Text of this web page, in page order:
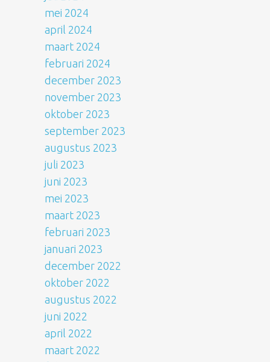
mei 2024
april 2024
maart 2024
februari 2024
december 2023
november 2023
oktober 2023
september 2023
augustus 2023
juli 2023
juni 2023
mei 2023
maart 2023
februari 2023
januari 2023
december 2022
oktober 2022
augustus 2022
juni 2022
april 2022
maart 2022